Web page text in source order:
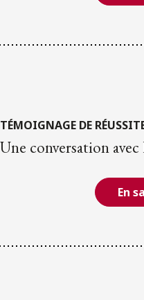
TÉMOIGNAGE DE
Une conversation
En